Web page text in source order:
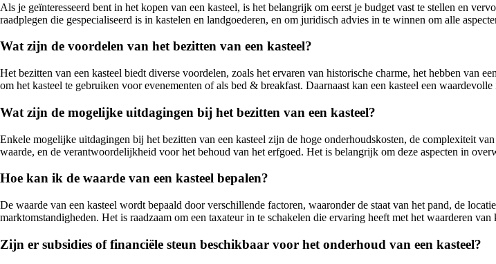
Als je geïnteresseerd bent in het kopen van een kasteel, is het belangrijk om eerst je budget vast te stellen en
raadplegen die gespecialiseerd is in kastelen en landgoederen, en om juridisch advies in te winnen om alle
Wat zijn de voordelen van het bezitten van een kasteel?
Het bezitten van een kasteel biedt diverse voordelen, zoals het ervaren van historische charme, het hebben van
om het kasteel te gebruiken voor evenementen of als bed & breakfast. Daarnaast kan een kasteel een
Wat zijn de mogelijke uitdagingen bij het bezitten van een kasteel?
Enkele mogelijke uitdagingen bij het bezitten van een kasteel zijn de hoge onderhoudskosten, de complexiteit
waarde, en de verantwoordelijkheid voor het behoud van het erfgoed. Het is belangrijk om deze aspecten in
Hoe kan ik de waarde van een kasteel bepalen?
De waarde van een kasteel wordt bepaald door verschillende factoren, waaronder de staat van het pand, de
marktomstandigheden. Het is raadzaam om een taxateur in te schakelen die ervaring heeft met het waarderen
Zijn er subsidies of financiële steun beschikbaar voor het onderhoud van een kasteel?